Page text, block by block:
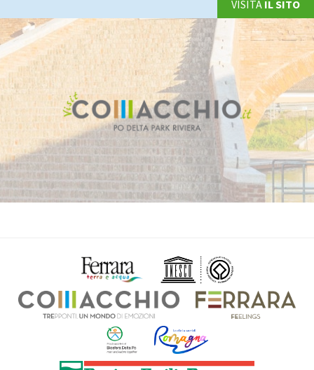
VISITA IL SITO